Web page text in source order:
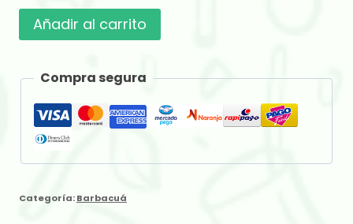
Titrayju
x
500
cantidad
Añadir al carrito
Compra segura
Categoría:Barbacuá